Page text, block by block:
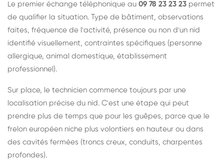
Le premier échange téléphonique au 09 78 23 23 23 permet
de qualifier la situation. Type de bâtiment, observations
faites, fréquence de l'activité, présence ou non d'un nid
identifié visuellement, contraintes spécifiques (personne
allergique, animal domestique, établissement
professionnel).
Sur place, le technicien commence toujours par une
localisation précise du nid. C'est une étape qui peut
prendre plus de temps que pour les guêpes, parce que le
frelon européen niche plus volontiers en hauteur ou dans
des cavités fermées (troncs creux, conduits, charpentes
profondes).